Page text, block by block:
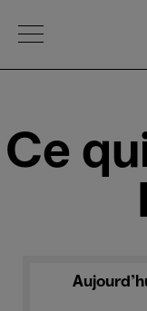
Open Menu
Ce